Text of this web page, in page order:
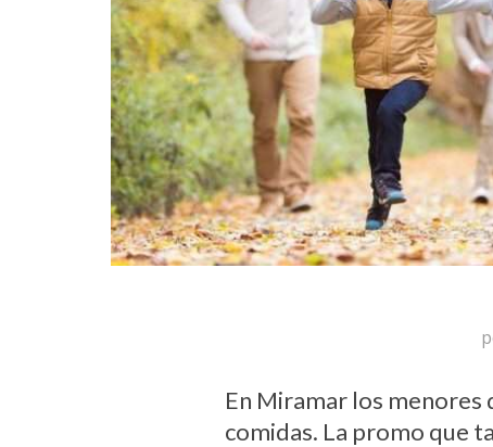
En Miramar los menores
comidas. La promo que